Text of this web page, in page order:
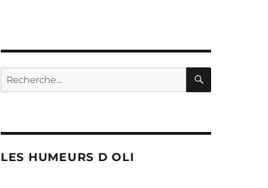
Recherche
pour :
LES HUMEURS D OLI